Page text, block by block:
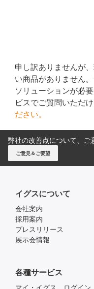
申し訳ありませんが
い商品がありません
ソリューションが必
ビスでご質問いただ
ださい。
弊社の改善点について、ご
ご意見＆ご要望
イグスについて
会社案内
採用案内
プレスリリース
展示会情報
各種サービス
マイ・イグス ログイン